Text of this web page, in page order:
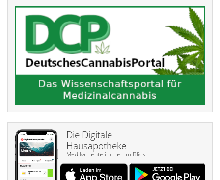
Die Digitale
Hausapotheke
Medikamente immer im Blick